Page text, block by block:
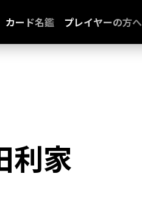
カード名鑑 プレイヤーの方へ
利家